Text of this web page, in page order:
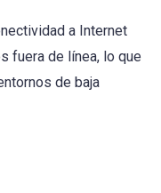
a Internet
fuera de línea, lo que
de baja